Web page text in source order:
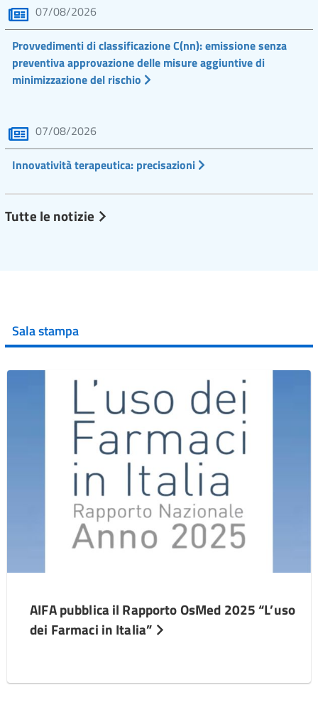
07/08/2026
Provvedimenti di classificazione C(nn): emissione senza
preventiva approvazione delle misure aggiuntive di
minimizzazione del rischio
07/08/2026
Innovatività terapeutica: precisazioni
Tutte le notizie
Sala stampa
AIFA pubblica il Rapporto OsMed 2025 “L’uso
dei Farmaci in Italia”